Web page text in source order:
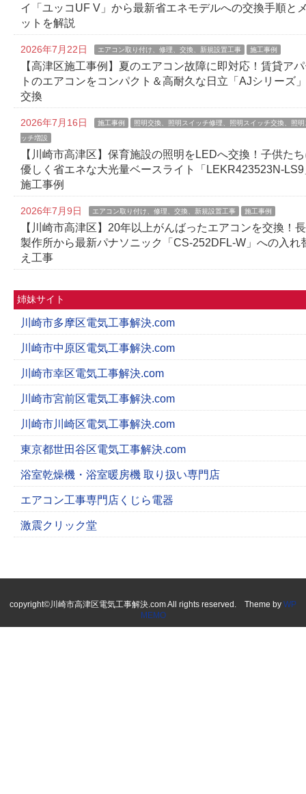
イ「ユッコUF V」から最新省エネモデルへの交換手順と
ットを解説
2026年7月22日 エアコン取り付け、修理、交換、新規設置工事 施工事例
【高津区施工事例】夏のエアコン故障に即対応！賃貸ア
トのエアコンをコンパクト＆高耐久な日立「AJシリーズ
交換
2026年7月16日 施工事例
照明交換、照明スイッチ修理、照明スイッチ交換、照明
ッチ増設
【川崎市高津区】保育施設の照明をLEDへ交換！子供た
優しく省エネな大光量ベースライト「LEKR423523N-LS9
施工事例
2026年7月9日 エアコン取り付け、修理、交換、新規設置工事 施工事例
【川崎市高津区】20年以上がんばったエアコンを交換！
製作所から最新パナソニック「CS-252DFL-W」への入れ
え工事
姉妹サイト
川崎市多摩区電気工事解決.com
川崎市中原区電気工事解決.com
川崎市幸区電気工事解決.com
川崎市宮前区電気工事解決.com
川崎市川崎区電気工事解決.com
東京都世田谷区電気工事解決.com
浴室乾燥機・浴室暖房機 取り扱い専門店
エアコン工事専門店くじら電器
激震クリック堂
copyright©川崎市高津区電気工事解決.com All rights reserved. Theme by WP
MEMO